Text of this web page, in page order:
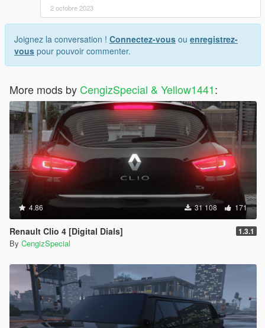
2 octobre 2023
Joignez la conversation ! Connectez-vous ou enregistrez-
vous pour pouvoir commenter.
More mods by CengizSpecial & Yellow1441:
4.86 31 108 171
Renault Clio 4 [Digital Dials] 1.3.1
By CengizSpecial